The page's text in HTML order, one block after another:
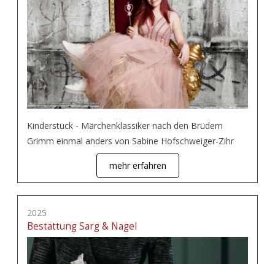
Kinderstück - Märchenklassiker nach den Brüdern
Grimm einmal anders von Sabine Hofschweiger-Zihr
mehr erfahren
2025
Bestattung Sarg & Nagel